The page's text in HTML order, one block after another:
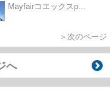
Mayfairコエックスp...
＞次のページ
へ